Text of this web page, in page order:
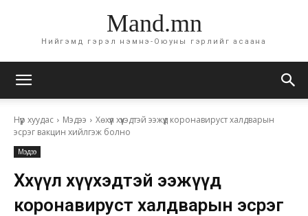
Mand.mn
Нийгэмд гэрэл нэмнэ-Оюуны гэрлийг асаана
Нүүр хуудас Мэдээ
Хөхүүл хүүхэдтэй ээжүүд коронавируст халдварын
эсрэг вакцин хийлгэж болно
Мэдээ
Хөхүүл хүүхэдтэй ээжүүд
коронавируст халдварын эсрэг